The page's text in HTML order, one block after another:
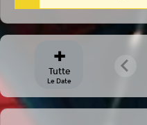
+
Tutte
Le Date